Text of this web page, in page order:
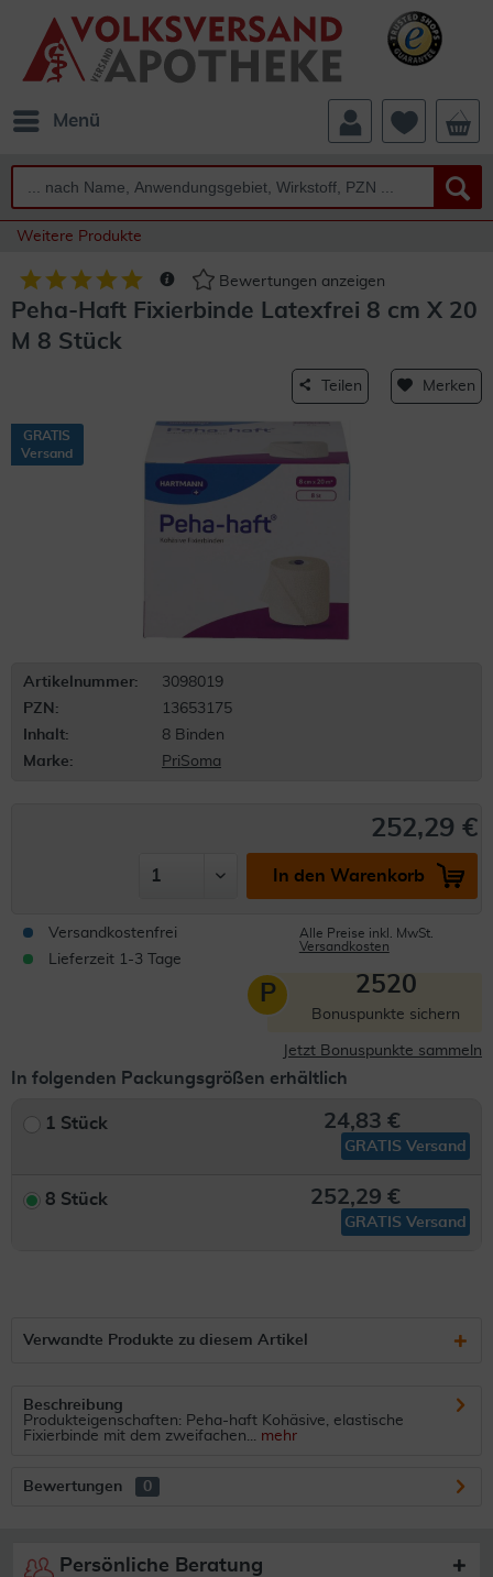
Menü
Weitere Produkte
Bewertungen anzeigen
Peha-Haft Fixierbinde Latexfrei 8 cm X 20
M 8 Stück
Teilen Merken
GRATIS
Versand
Artikelnummer:
3098019
PZN:
13653175
Inhalt:
8 Binden
Marke:
PriSoma
252,29 €
In den Warenkorb
Versandkostenfrei
Lieferzeit 1-3 Tage
Alle Preise inkl. MwSt.
Versandkosten
P 2520
Bonuspunkte sichern
Jetzt Bonuspunkte sammeln
In folgenden Packungsgrößen erhältlich
1 Stück 24,83 €
GRATIS Versand
8 Stück 252,29 €
GRATIS Versand
Verwandte Produkte zu diesem Artikel
Beschreibung
Produkteigenschaften: Peha-haft Kohäsive, elastische
Fixierbinde mit dem zweifachen... mehr
Bewertungen 0
Persönliche Beratung